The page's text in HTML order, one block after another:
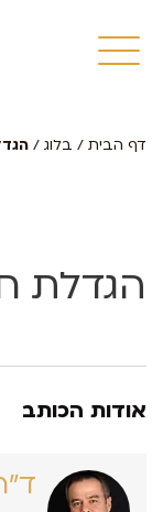
דף הבית / בלוג /
הגדלת
אודות הכותב